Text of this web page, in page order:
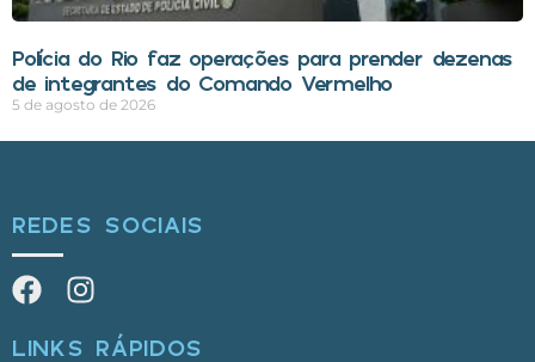
Polícia do Rio faz operações para prender dezenas
de integrantes do Comando Vermelho
5 de agosto de 2026
REDES SOCIAIS
LINKS RÁPIDOS